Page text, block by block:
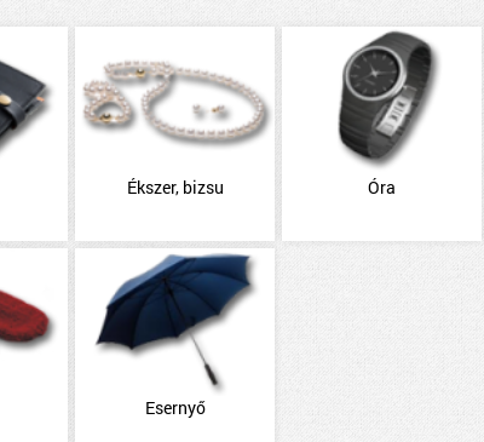
Ékszer, bizsu Óra
Esernyő